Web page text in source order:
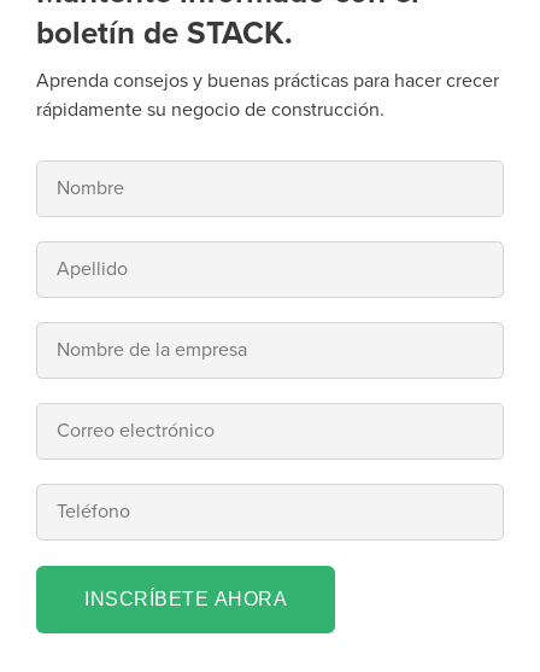
boletín de STACK.
Aprenda consejos y buenas prácticas para hacer crecer
rápidamente su negocio de construcción.
INSCRÍBETE AHORA